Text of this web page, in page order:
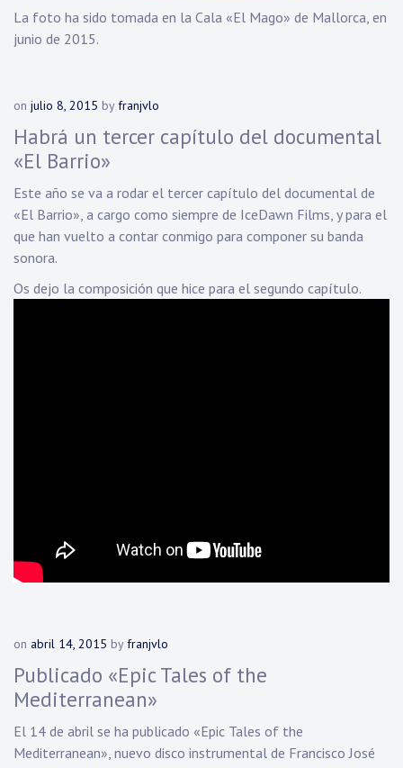
La foto ha sido tomada en la Cala «El Mago» de Mallorca, en
junio de 2015.
on julio 8, 2015 byfranjvlo
Habrá un tercer capítulo del documental
«El Barrio»
Este año se va a rodar el tercer capítulo del documental de
«El Barrio», a cargo como siempre de IceDawn Films, y para el
que han vuelto a contar conmigo para componer su banda
sonora.
Os dejo la composición que hice para el segundo capítulo.
on abril 14, 2015 byfranjvlo
Publicado «Epic Tales of the
Mediterranean»
El 14 de abril se ha publicado «Epic Tales of the
Mediterranean», nuevo disco instrumental de Francisco José